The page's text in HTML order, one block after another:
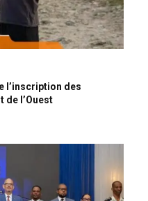
l’inscription des
de l’Ouest